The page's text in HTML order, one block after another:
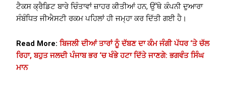
ਟੈਕਸ ਕ੍ਰੈਡਿਟ ਬਾਰੇ ਚਿੰਤਾਵਾਂ ਜ਼ਾਹਰ ਕੀਤੀਆਂ ਹਨ, ਉੱਥੇ ਕੰਪਨੀ ਦੁਆਰਾ
ਸੰਬੰਧਿਤ ਜੀਐਸਟੀ ਰਕਮ ਪਹਿਲਾਂ ਹੀ ਜਮ੍ਹਾ ਕਰ ਦਿੱਤੀ ਗਈ ਹੈ।
Read More:ਬਿਜਲੀ ਦੀਆਂ ਤਾਰਾਂ ਨੂੰ ਦੱਬਣ ਦਾ ਕੰਮ ਜੰਗੀ ਪੱਧਰ ‘ਤੇ ਚੱਲ
ਰਿਹਾ, ਬਹੁਤ ਜਲਦੀ ਪੰਜਾਬ ਭਰ ‘ਚ ਖੰਭੇ ਹਟਾ ਦਿੱਤੇ ਜਾਣਗੇ: ਭਗਵੰਤ ਸਿੰਘ
ਮਾਨ